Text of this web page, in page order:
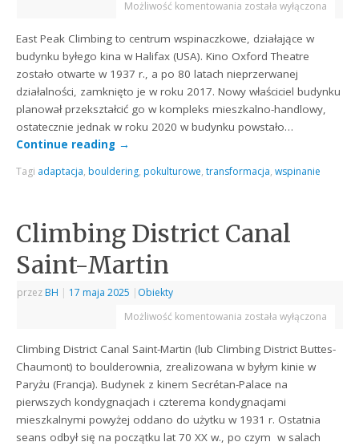
Możliwość komentowania została wyłączona
East Peak Climbing to centrum wspinaczkowe, działające w
budynku byłego kina w Halifax (USA). Kino Oxford Theatre
zostało otwarte w 1937 r., a po 80 latach nieprzerwanej
działalności, zamknięto je w roku 2017. Nowy właściciel budynku
planował przekształcić go w kompleks mieszkalno-handlowy,
ostatecznie jednak w roku 2020 w budynku powstało…
Continue reading →
Tagi adaptacja, bouldering, pokulturowe,transformacja,wspinanie
Climbing District Canal
Saint-Martin
przez BH | 17 maja 2025 | Obiekty
Możliwość komentowania została wyłączona
Climbing District Canal Saint-Martin (lub Climbing District Buttes-
Chaumont) to boulderownia, zrealizowana w byłym kinie w
Paryżu (Francja). Budynek z kinem Secrétan-Palace na
pierwszych kondygnacjach i czterema kondygnacjami
mieszkalnymi powyżej oddano do użytku w 1931 r. Ostatnia
seans odbył się na początku lat 70 XX w., po czym w salach